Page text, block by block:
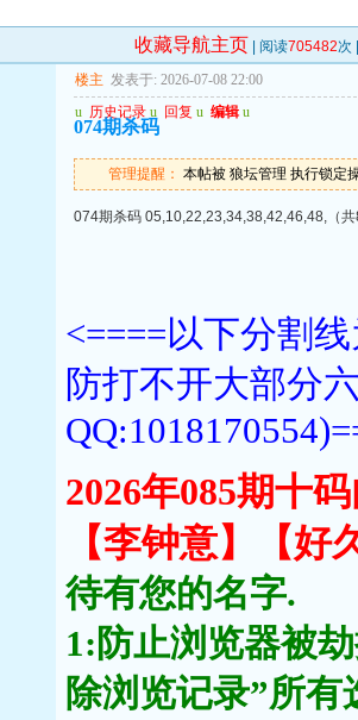
收藏导航主页 | 阅读705482次 |
楼主 发表于: 2026-07-08 22:00
u 历史记录 u 回复 u 编辑 u
074期杀码
管理提醒： 本帖被 狼坛管理 执行锁定
074期杀码 05,10,22,23,34,38,42,46,48,（
<====以下分割
防打不开大部分
2026年085期十
【李钟意】【
待有您的名字.
1:防止浏览器被
除浏览记录”所